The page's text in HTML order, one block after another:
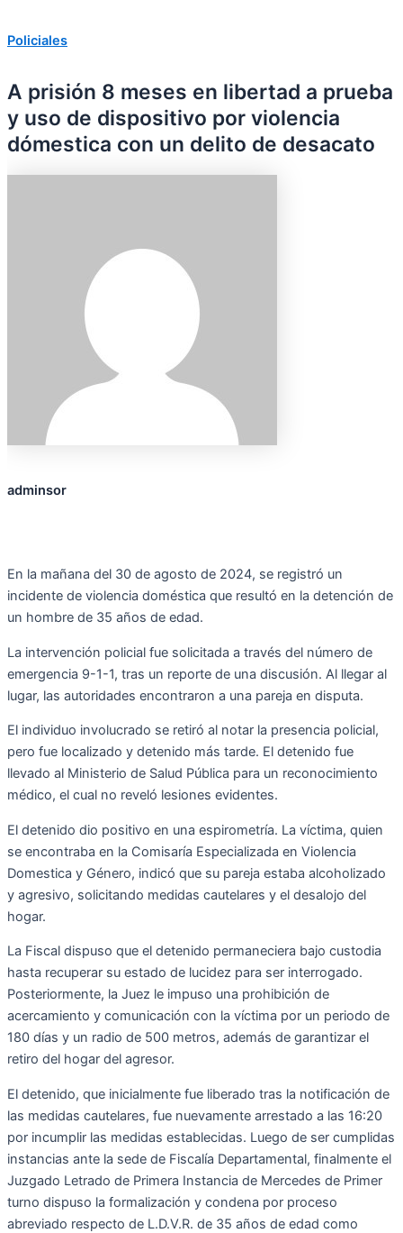
Policiales
A prisión 8 meses en libertad a prueba
y uso de dispositivo por violencia
dómestica con un delito de desacato
adminsor
En la mañana del 30 de agosto de 2024, se registró un
incidente de violencia doméstica que resultó en la detención de
un hombre de 35 años de edad.
La intervención policial fue solicitada a través del número de
emergencia 9-1-1, tras un reporte de una discusión. Al llegar al
lugar, las autoridades encontraron a una pareja en disputa.
El individuo involucrado se retiró al notar la presencia policial,
pero fue localizado y detenido más tarde. El detenido fue
llevado al Ministerio de Salud Pública para un reconocimiento
médico, el cual no reveló lesiones evidentes.
El detenido dio positivo en una espirometría. La víctima, quien
se encontraba en la Comisaría Especializada en Violencia
Domestica y Género, indicó que su pareja estaba alcoholizado
y agresivo, solicitando medidas cautelares y el desalojo del
hogar.
La Fiscal dispuso que el detenido permaneciera bajo custodia
hasta recuperar su estado de lucidez para ser interrogado.
Posteriormente, la Juez le impuso una prohibición de
acercamiento y comunicación con la víctima por un periodo de
180 días y un radio de 500 metros, además de garantizar el
retiro del hogar del agresor.
El detenido, que inicialmente fue liberado tras la notificación de
las medidas cautelares, fue nuevamente arrestado a las 16:20
por incumplir las medidas establecidas. Luego de ser cumplidas
instancias ante la sede de Fiscalía Departamental, finalmente el
Juzgado Letrado de Primera Instancia de Mercedes de Primer
turno dispuso la formalización y condena por proceso
abreviado respecto de L.D.V.R. de 35 años de edad como